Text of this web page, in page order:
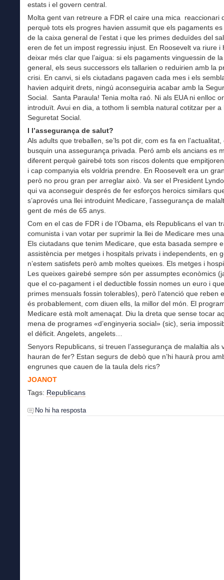
estats i el govern central.
Molta gent van retreure a FDR el caire una mica reaccionari
perquè tots els progres havien assumit que els pagaments
de la caixa general de l’estat i que les primes deduïdes del
eren de fet un impost regressiu injust. En Roosevelt va riure i
deixar més clar que l’aigua: si els pagaments vinguessin de
general, els seus successors els tallarien o reduirien amb la
crisi. En canvi, si els ciutadans pagaven cada mes i els
havien adquirit drets, ningú aconseguiria acabar amb la
Social. Santa Paraula! Tenia molta raó. Ni als EUA ni enlloc
introduït. Avui en dia, a tothom li sembla natural cotitzar per a
Seguretat Social.
I l’assegurança de salut?
Als adults que treballen, se’ls pot dir, com es fa en l’actualitat,
busquin una assegurança privada. Peró amb els ancians es
diferent perquè gairebé tots son riscos dolents que
i cap companyia els voldria prendre. En Roosevelt era un
però no prou gran per arreglar això. Va ser el President
qui va aconseguir després de fer esforços heroics similars
s’aprovés una llei introduint Medicare, l’assegurança de
gent de més de 65 anys.
Com en el cas de FDR i de l’Obama, els Republicans el van
comunista i van votar per suprimir la llei de Medicare mes
Els ciutadans que tenim Medicare, que esta basada sempre
assistència per metges i hospitals privats i independents, en
n’estem satisfets però amb moltes queixes. Els metges i
Les queixes gairebé sempre són per assumptes econòmics
que el co-pagament i el deductible fossin nomes un euro i
primes mensuals fossin tolerables), però l’atenció que reben
és probablement, com diuen ells, la millor del món. El
Medicare està molt amenaçat. Diu la dreta que sense tocar
mena de programes «d’enginyeria social» (sic), seria
el dèficit. Angelets, angelets…
Senyors Republicans, si treuen l’assegurança de malaltia als
hauran de fer? Estan segurs de debò que n’hi haurà prou
engrunes que cauen de la taula dels rics?
JOANOT
Tags: Republicans
No hi ha resposta